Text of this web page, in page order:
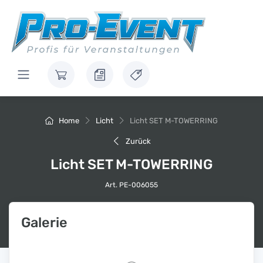
Home Licht Licht SET M-TOWERRING
Zurück
Licht SET M-TOWERRING
Art. PE-006055
Galerie